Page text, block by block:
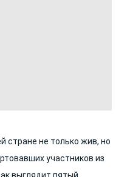
стране не только жив, но
участников из
выглядит пятый,